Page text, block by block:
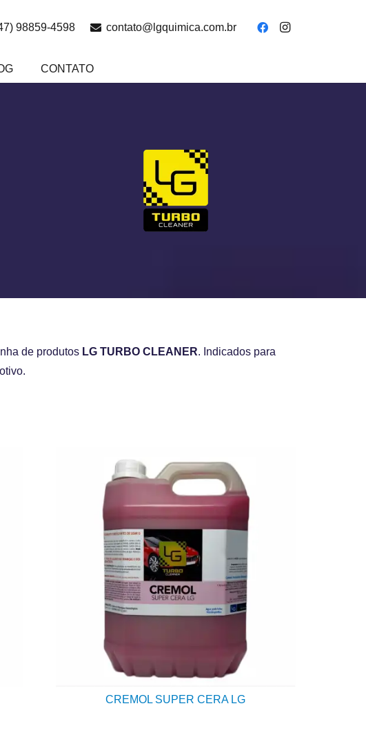
98859-4598 contato@lgquimica.com.br
CONTATO
de produtos LG TURBO CLEANER. Indicados para
CREMOL SUPER CERA LG